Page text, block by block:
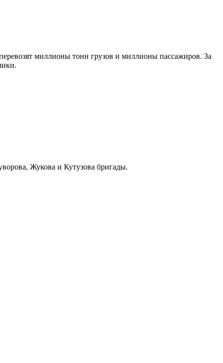
миллионы тонн грузов и миллионы пассажиров. За
Жукова и Кутузова бригады.